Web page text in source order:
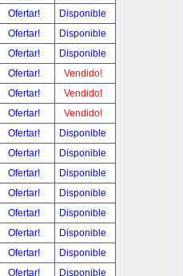
Ofertar!
Disponible
Ofertar!
Disponible
Ofertar!
Disponible
Ofertar!
Vendido!
Ofertar!
Vendido!
Ofertar!
Vendido!
Ofertar!
Disponible
Ofertar!
Disponible
Ofertar!
Disponible
Ofertar!
Disponible
Ofertar!
Disponible
Ofertar!
Disponible
Ofertar!
Disponible
Ofertar!
Disponible